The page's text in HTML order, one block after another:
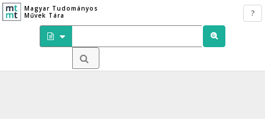
Magyar Tudományos
Művek Tára
?